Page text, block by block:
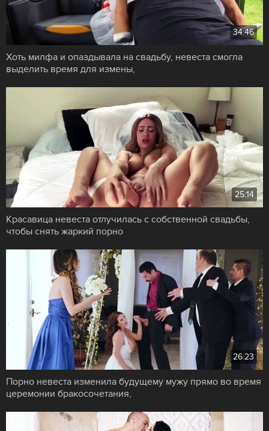
34:46
Хоть милфа и опаздывала на свадьбу, невеста смогла
выделить время для измены,
25:14
Красавица невеста отлучилась с собственной свадьбы,
чтобы снять жаркий порно
26:23
Порно невеста изменила будущему мужу прямо во время
церемонии бракосочетания,